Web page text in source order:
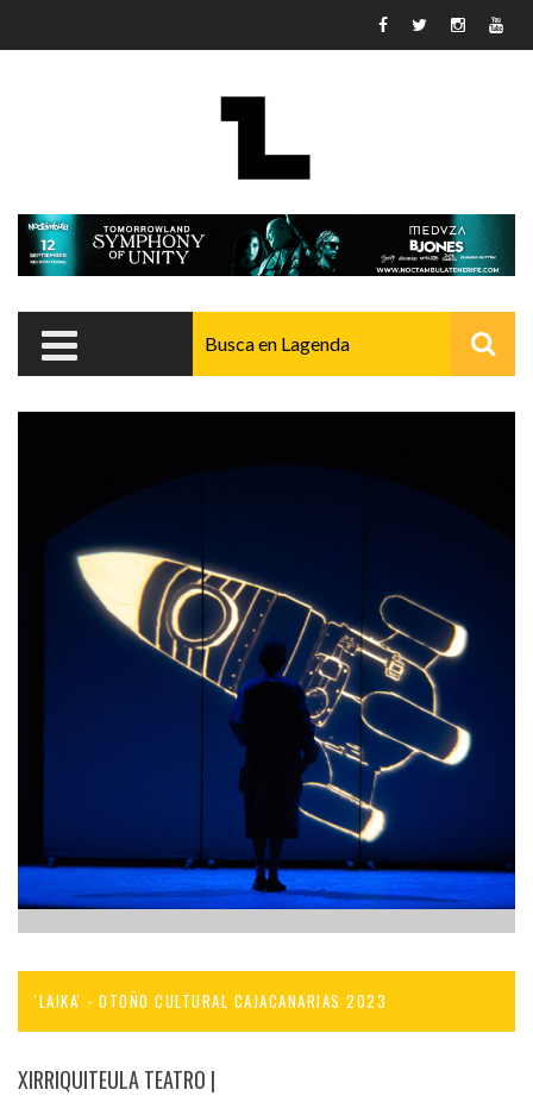
'LAIKA' - OTOÑO CULTURAL CAJACANARIAS 2023
XIRRIQUITEULA TEATRO |